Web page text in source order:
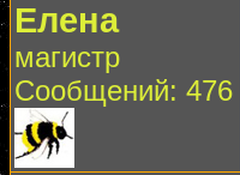
Елена
магистр
Сообщений: 476